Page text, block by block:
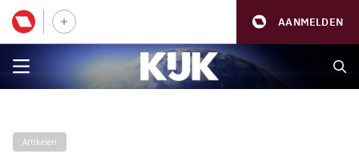
AANMELDEN
Artikelen